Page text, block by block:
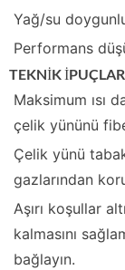
Yağ/su
Performans
TEKNİK
Maksimum ısı
çelik yününü
Çelik yünü
gazlarından
Aşırı koşullar
kalmasını
bağlayın.